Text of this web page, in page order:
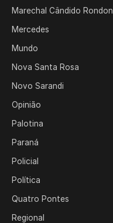
Marechal Cândido Rondon
Mercedes
Mundo
Nova Santa Rosa
Novo Sarandi
Opinião
Palotina
Paraná
Policial
Política
Quatro Pontes
Regional